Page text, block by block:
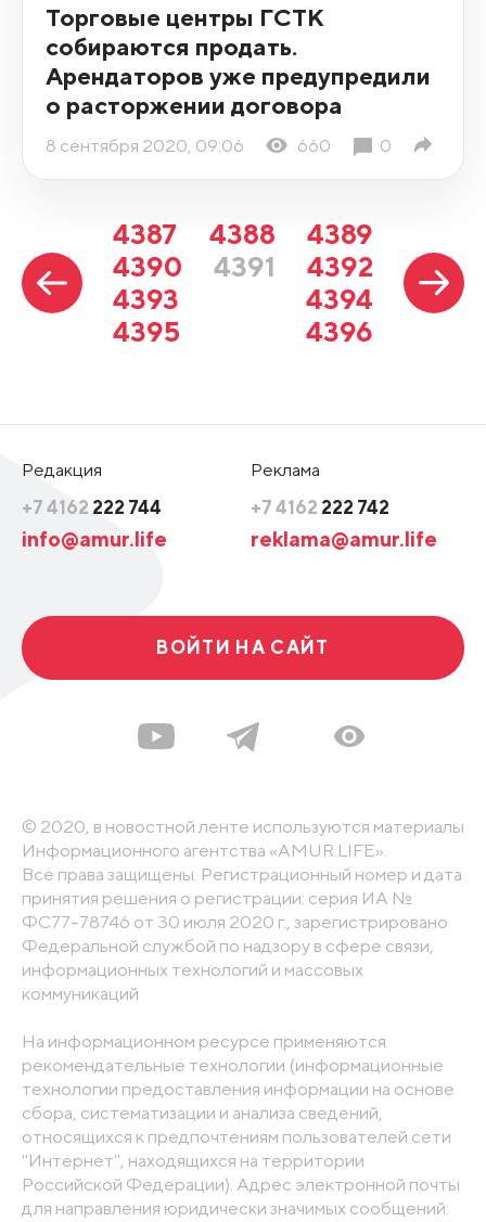
Торговые центры ГСТК
собираются продать.
Арендаторов уже предупредили
о расторжении договора
8 сентября 2020, 09:06 660 0
4387 4388
4389
4390
4391
4392
4393
4394
4395
4396
Редакция
+7 4162 222 744
info@amur.life
Реклама
+7 4162 222 742
reklama@amur.life
ВОЙТИ НА САЙТ
© 2020, в новостной ленте используются материалы
Информационного агентства «AMUR.LIFE».
Все права защищены. Регистрационный номер и дата
принятия решения о регистрации: серия ИА №
ФС77-78746 от 30 июля 2020 г., зарегистрировано
Федеральной службой по надзору в сфере связи,
информационных технологий и массовых
коммуникаций
На информационном ресурсе применяются
рекомендательные технологии (информационные
технологии предоставления информации на основе
сбора, систематизации и анализа сведений,
относящихся к предпочтениям пользователей сети
"Интернет", находящихся на территории
Российской Федерации). Адрес электронной почты
для направления юридически значимых сообщений: